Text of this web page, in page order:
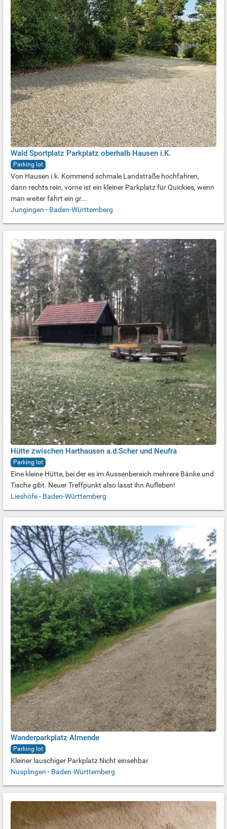
Wald Sportplatz Parkplatz oberhalb Hausen i.K.
Parking lot
Von Hausen i.k. Kommend schmale Landstraße hochfahren,
dann rechts rein, vorne ist ein kleiner Parkplatz für Quickies, wenn
man weiter fährt ein gr...
Jungingen - Baden-Württemberg
Hütte zwischen Harthausen a.d.Scher und Neufra
Parking lot
Eine kleine Hütte, bei der es im Aussenbereich mehrere Bänke und
Tische gibt. Neuer Treffpunkt also lasst ihn Aufleben!
Lieshöfe- Baden-Württemberg
Wanderparkplatz Almende
Parking lot
Kleiner lauschiger Parkplatz Nicht einsehbar
Nusplingen - Baden-Württemberg